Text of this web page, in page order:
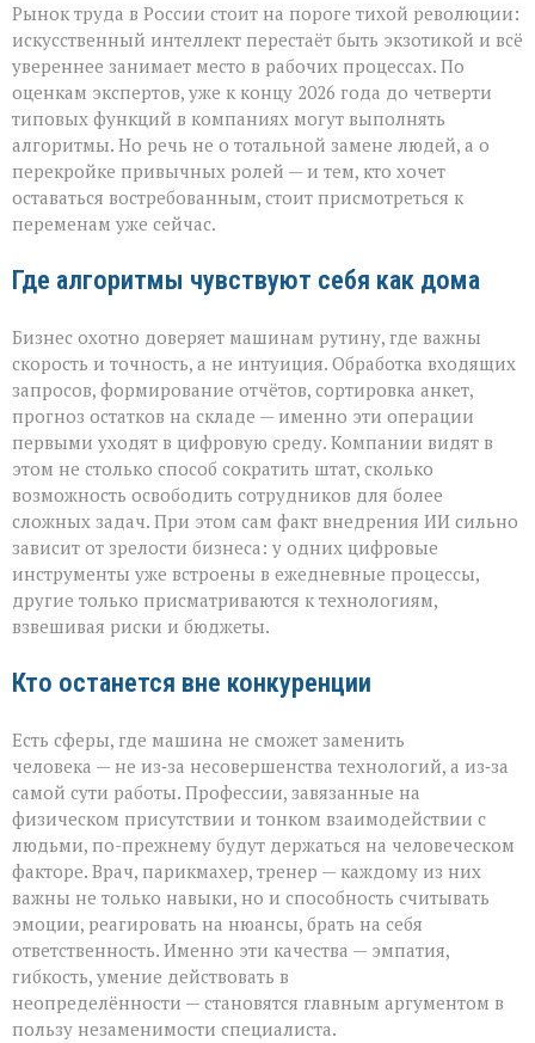
не
придёт
табличкой
“вы
уволены” — он
тихо
перепишет
правила
игры»
Рынок труда в России стоит на пороге тихой революции:
искусственный интеллект перестаёт быть экзотикой и всё
увереннее занимает место в рабочих процессах. По
оценкам экспертов, уже к концу 2026 года до четверти
типовых функций в компаниях могут выполнять
алгоритмы. Но речь не о тотальной замене людей, а о
перекройке привычных ролей — и тем, кто хочет
оставаться востребованным, стоит присмотреться к
переменам уже сейчас.
Где алгоритмы чувствуют себя как дома
Бизнес охотно доверяет машинам рутину, где важны
скорость и точность, а не интуиция. Обработка входящих
запросов, формирование отчётов, сортировка анкет,
прогноз остатков на складе — именно эти операции
первыми уходят в цифровую среду. Компании видят в
этом не столько способ сократить штат, сколько
возможность освободить сотрудников для более
сложных задач. При этом сам факт внедрения ИИ сильно
зависит от зрелости бизнеса: у одних цифровые
инструменты уже встроены в ежедневные процессы,
другие только присматриваются к технологиям,
взвешивая риски и бюджеты.
Кто останется вне конкуренции
Есть сферы, где машина не сможет заменить
человека — не из‑за несовершенства технологий, а из‑за
самой сути работы. Профессии, завязанные на
физическом присутствии и тонком взаимодействии с
людьми, по-прежнему будут держаться на человеческом
факторе. Врач, парикмахер, тренер — каждому из них
важны не только навыки, но и способность считывать
эмоции, реагировать на нюансы, брать на себя
ответственность. Именно эти качества — эмпатия,
гибкость, умение действовать в
неопределённости — становятся главным аргументом в
пользу незаменимости специалиста.